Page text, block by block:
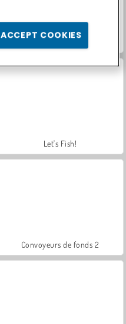
Let's Fish!
Convoyeurs de fonds 2
ACCEPT COOKIES